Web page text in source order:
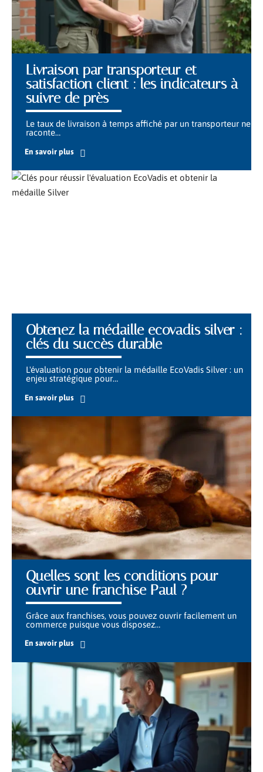
Livraison par transporteur et
satisfaction client : les indicateurs à
suivre de près
Le taux de livraison à temps affiché par un transporteur ne
raconte…
En savoir plus
Obtenez la médaille ecovadis silver :
clés du succès durable
L'évaluation pour obtenir la médaille EcoVadis Silver : un
enjeu stratégique pour…
En savoir plus
Quelles sont les conditions pour
ouvrir une franchise Paul ?
Grâce aux franchises, vous pouvez ouvrir facilement un
commerce puisque vous disposez…
En savoir plus